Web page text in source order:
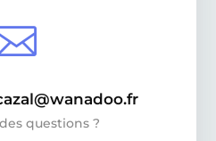
questions ?